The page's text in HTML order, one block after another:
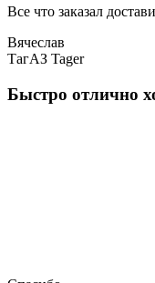
Все что заказал
Вячеслав
ТагАЗ Tager
Быстро отлично